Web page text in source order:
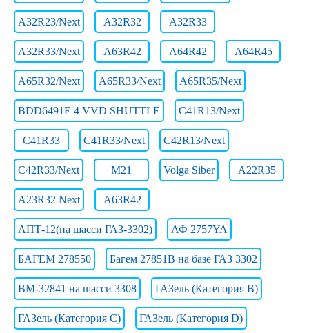
A32R23/Next A32R32 A32R33
A32R33/Next A63R42 A64R42 A64R45
A65R32/Next A65R33/Next A65R35/Next
BDD6491E 4 VVD SHUTTLE C41R13/Next
C41R33 C41R33/Next C42R13/Next
C42R33/Next M21 Volga Siber А22R35
А23R32 Next А63R42
АПТ-12(на шасси ГАЗ-3302) АФ 2757YA
БАГЕМ 278550 Багем 27851В на базе ГАЗ 3302
ВМ-32841 на шасси 3308 ГАЗель (Категория B)
ГАЗель (Категория C) ГАЗель (Категория D)